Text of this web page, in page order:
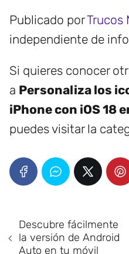
Publicado porTrucos
independiente de
Si quieres conocer
a Personaliza los
iPhone con iOS 18
puedes visitar la
Descubre fácilmente
la versión de Android
Auto en tu móvil